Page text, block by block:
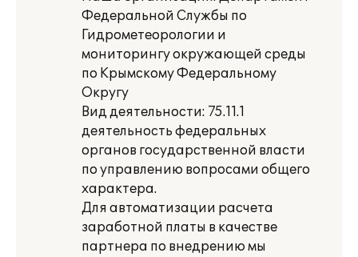
Федеральной Службы по
Гидрометеорологии и
мониторингу окружающей среды
по Крымскому Федеральному
Округу
Вид деятельности: 75.11.1
деятельность федеральных
органов государственной власти
по управлению вопросами общего
характера.
Для автоматизации расчета
заработной платы в качестве
партнера по внедрению мы